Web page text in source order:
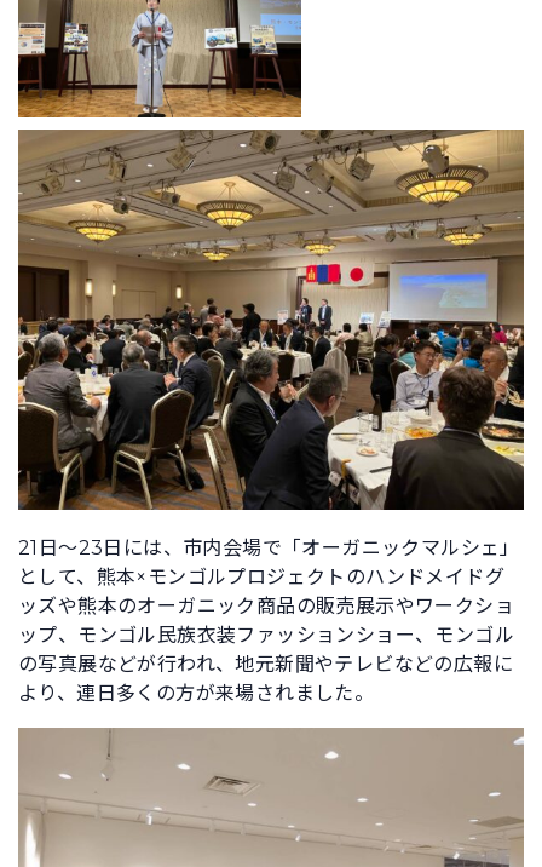
21日〜23日には、市内会場で「オーガニックマルシェ」
として、熊本×モンゴルプロジェクトのハンドメイドグ
ッズや熊本のオーガニック商品の販売展示やワークショ
ップ、モンゴル民族衣装ファッションショー、モンゴル
の写真展などが行われ、地元新聞やテレビなどの広報に
より、連日多くの方が来場されました。